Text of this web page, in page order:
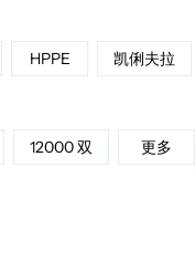
HPPE 凯俐夫拉
12000 双 更多